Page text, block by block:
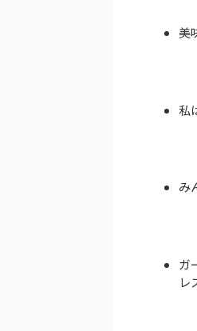
美
私
み
ガ
レ